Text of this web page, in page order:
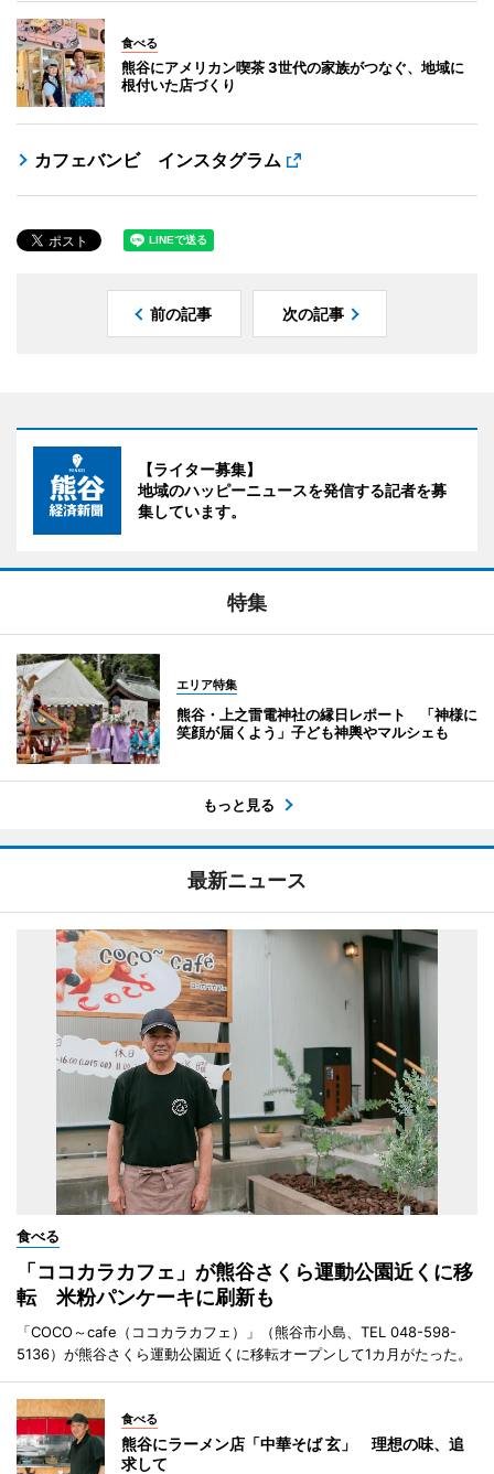
食べる
熊谷にアメリカン喫茶 3世代の家族がつなぐ、地域に
根付いた店づくり
カフェバンビ インスタグラム
前の記事 次の記事
【ライター募集】
地域のハッピーニュースを発信する記者を募
集しています。
特集
エリア特集
熊谷・上之雷電神社の縁日レポート 「神様に
笑顔が届くよう」子ども神輿やマルシェも
もっと見る
最新ニュース
食べる
「ココカラカフェ」が熊谷さくら運動公園近くに移
転 米粉パンケーキに刷新も
「COCO～cafe（ココカラカフェ）」（熊谷市小島、TEL 048-598-
5136）が熊谷さくら運動公園近くに移転オープンして1カ月がたった。
食べる
熊谷にラーメン店「中華そば 玄」 理想の味、追
求して